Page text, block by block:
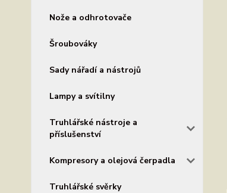
Nože a odhrotovače
Šroubováky
Sady nářadí a nástrojů
Lampy a svítilny
Truhlářské nástroje a
příslušenství
Kompresory a olejová čerpadla
Truhlářské svěrky